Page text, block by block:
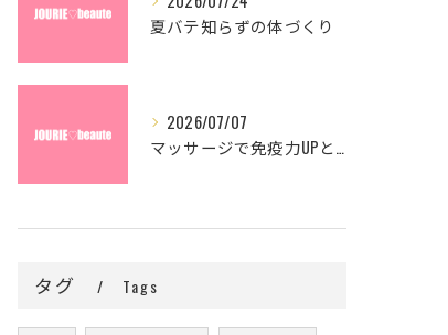
夏バテ知らずの体づくり
2026/07/07
マッサージで免疫力UPと血行促進
タグ Tags